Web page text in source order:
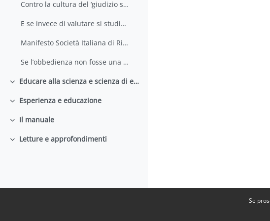
Se
Contro la cultura del ‘giudizio senza critica’
E se invece di valutare si studiasse
Manifesto Società Italiana di Ricerca Didattica
Se l’obbedienza non fosse una virtù
Minimizza Educare alla scienza e scienza di educare
Minimizza
Esperienza e educazione
Minimizza
Il manuale
Minimizza
Letture e approfondimenti